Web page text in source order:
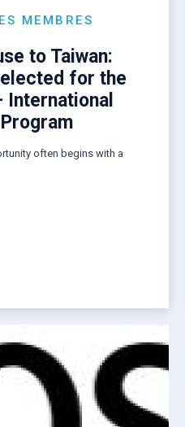
MEMBRES
to Taiwan:
for the
International
often begins with a